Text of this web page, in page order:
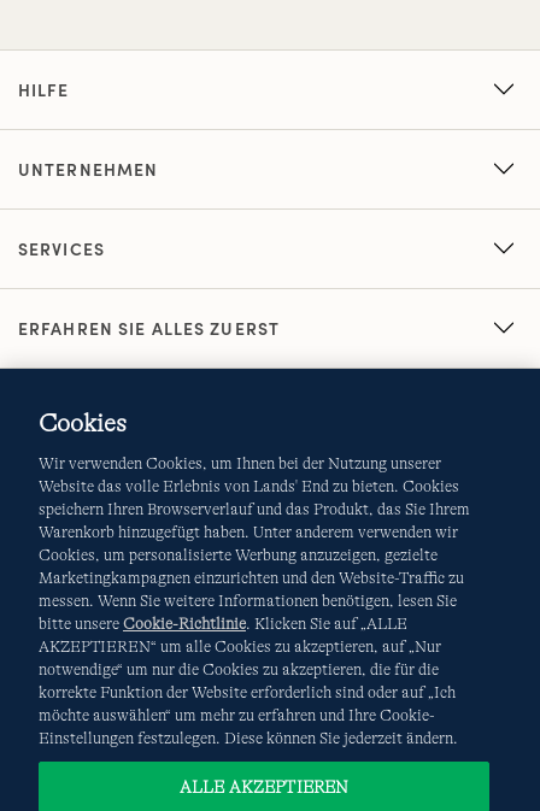
HILFE
UNTERNEHMEN
SERVICES
ERFAHREN SIE ALLES ZUERST
AGB Datenschutz & Sicherheit
Cookies-Ich möchte auswählen Site Map
Internationale Websites
Diese Website ist durch reCAPTCHA geschützt. Es gelten die
DatenschutzerklärungundNutzungsbedingungen
Google.
Cookies
Wir verwenden Cookies, um Ihnen bei der Nutzung unserer
Website das volle Erlebnis von Lands' End zu bieten. Cookies
speichern Ihren Browserverlauf und das Produkt, das Sie Ihrem
Warenkorb hinzugefügt haben. Unter anderem verwenden wir
Cookies, um personalisierte Werbung anzuzeigen, gezielte
Marketingkampagnen einzurichten und den Website-Traffic zu
messen. Wenn Sie weitere Informationen benötigen, lesen Sie
bitte unsere Cookie-Richtlinie. Klicken Sie auf „ALLE
AKZEPTIEREN“ um alle Cookies zu akzeptieren, auf „Nur
notwendige“ um nur die Cookies zu akzeptieren, die für die
korrekte Funktion der Website erforderlich sind oder auf „Ich
möchte auswählen“ um mehr zu erfahren und Ihre Cookie-
Einstellungen festzulegen. Diese können Sie jederzeit ändern.
ALLE AKZEPTIEREN